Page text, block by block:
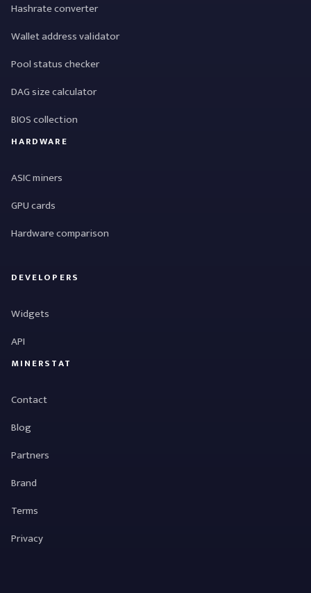
Hashrate converter
Wallet address validator
Pool status checker
DAG size calculator
BIOS collection
HARDWARE
ASIC miners
GPU cards
Hardware comparison
DEVELOPERS
Widgets
API
MINERSTAT
Contact
Blog
Partners
Brand
Terms
Privacy